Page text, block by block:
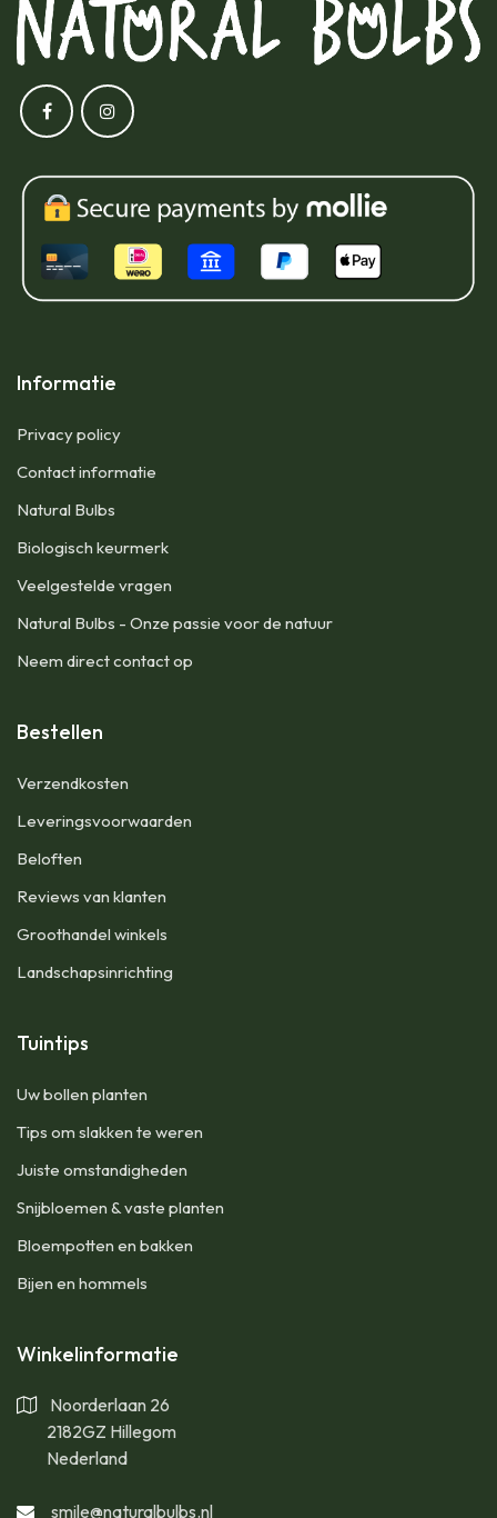
Informatie
Privacy policy
Contact informatie
Natural Bulbs
Biologisch keurmerk
Veelgestelde vragen
Natural Bulbs - Onze passie voor de natuur
Neem direct contact op
Bestellen
​Verzendkosten
Leveringsvoorwaarden
Beloften
Reviews van klanten
Groothandel winkels
Landschapsinrichting
Tuintips
Uw bollen planten
Tips om slakken te weren
Juiste omstandigheden
Snijbloemen & vaste planten
Bloempotten en bakken
Bijen en hommels
Winkelinformatie
Noorderlaan 26
2182GZ Hillegom
Nederland
smile@naturalbulbs.nl